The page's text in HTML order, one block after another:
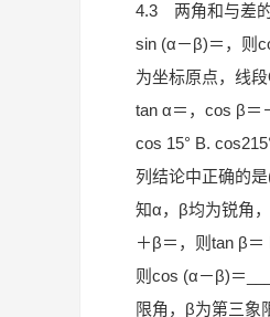
4.3 两角和与差的
sin (α－β)＝，
为坐标原点，线
tan α＝，cos β
cos 15° B.
列结论中正确的
知α，β均为锐角
＋β＝，则tan β
则cos (α－β)＝
限角，β为第三象